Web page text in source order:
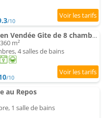
/10
Le Moulin du Gué en Vendée Gite de 8 chambres atypique et exceptionnel au bord de l'eau à 30 minute
m²
4 salles de bains
/10
au Repos
1 salle de bains